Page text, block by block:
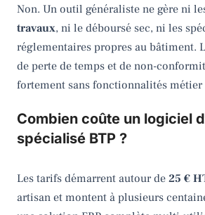
Non. Un outil généraliste ne gère ni
travaux, ni le déboursé sec, ni les
réglementaires propres au bâtiment.
de perte de temps et de non-
fortement sans fonctionnalités métier
Combien coûte un logiciel
spécialisé BTP ?
Les tarifs démarrent autour de 25 €
artisan et montent à plusieurs